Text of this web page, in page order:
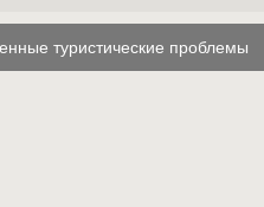
туристические проблемы